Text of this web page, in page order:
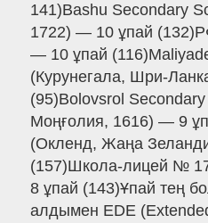
141)Bashu Secondary
1722) — 10 ұпай
— 10 ұпай
(Курунегала, Шри-
(95)Bolovsrol
Моңғолия, 1616) — 9
(Окленд, Жаңа
(157)Школа-лицей №
8 ұпай (143)Ұпай тең
алдымен EDE